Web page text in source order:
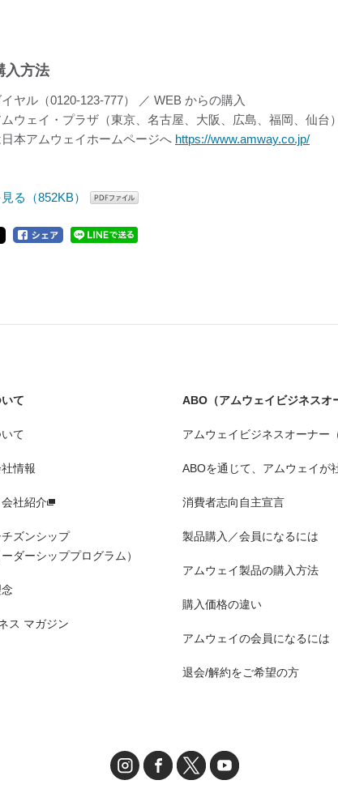
入方法
ヤル（0120-123-777） ／ WEB からの購入
ウェイ・プラザ（東京、名古屋、大阪、広島、福岡、仙台）
本アムウェイホームページへ https://www.amway.co.jp/
る（852KB）
て
て
情報
社紹介
ズンシップ
ダーシッププログラム）
ス マガジン
ABO（アムウェイビジネスオ
アムウェイビジネスオーナー
ABOを通じて、アムウェイが
消費者志向自主宣言
製品購入／会員になるには
アムウェイ製品の購入方法
購入価格の違い
アムウェイの会員になるには
退会/解約をご希望の方